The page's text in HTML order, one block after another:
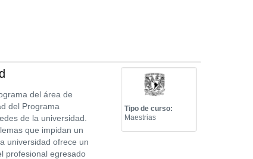
del área de
del Programa
de la universidad.
que impidan un
universidad ofrece un
profesional egresado
Tipo de curso:
Maestrias